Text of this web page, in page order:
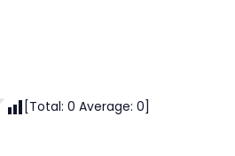
[Total: 0 Average: 0]